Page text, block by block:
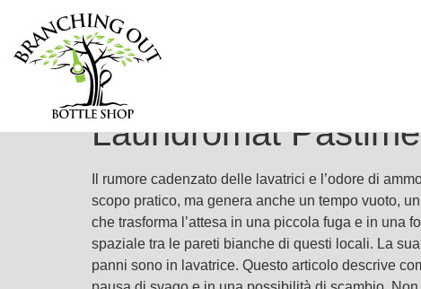
Laundromat
Il rumore cadenzato delle lavatrici e l’odore di
scopo pratico, ma genera anche un tempo vuoto,
che trasforma l’attesa in una piccola fuga e in una
spaziale tra le pareti bianche di questi locali. La
panni sono in lavatrice. Questo articolo descrive